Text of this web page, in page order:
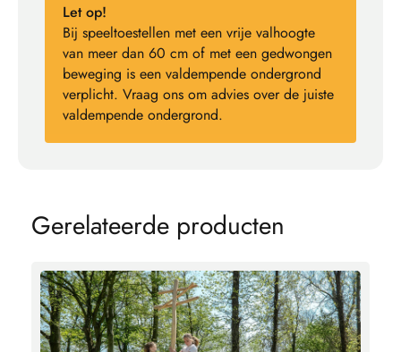
Let op!
Bij speeltoestellen met een vrije valhoogte
van meer dan 60 cm of met een gedwongen
beweging is een valdempende ondergrond
verplicht. Vraag ons om advies over de juiste
valdempende ondergrond.
Gerelateerde producten